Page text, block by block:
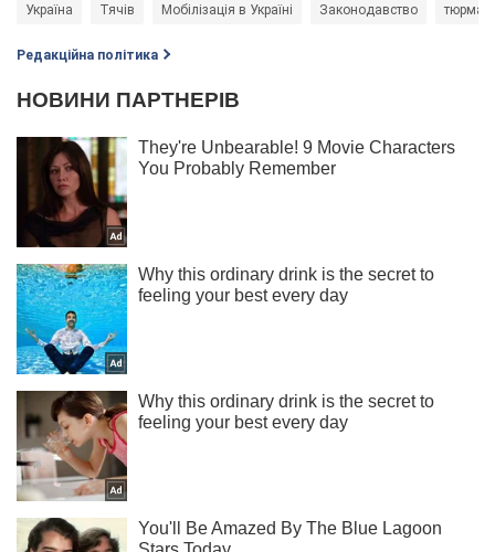
Україна Тячів Мобілізація в Україні Законодавство тюрма
Редакційна політика